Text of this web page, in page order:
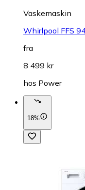
Vaskemaskin
Whirlpool FFS
fra
8 499 kr
hos Power
18%